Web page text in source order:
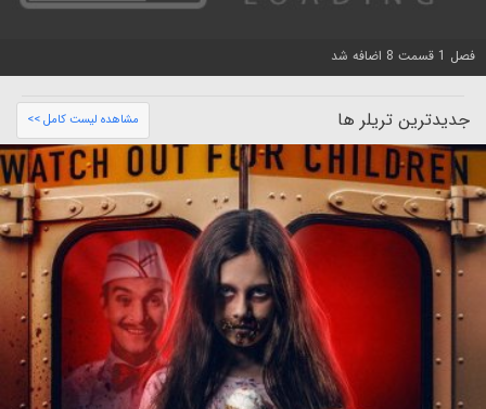
فصل 1 قسمت 8 اضافه شد
جدیدترین تریلر ها مشاهده لیست کامل >>